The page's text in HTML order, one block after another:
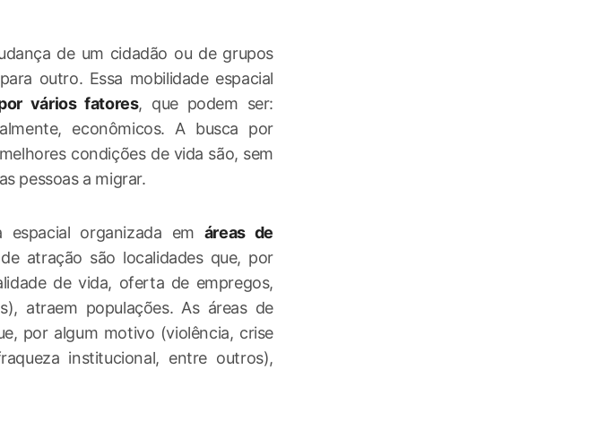
de um cidadão ou de grupos
outro. Essa mobilidade espacial
vários fatores, que podem ser:
econômicos. A busca por
condições de vida são, sem
pessoas a migrar.
organizada em áreas de
atração são localidades que, por
de vida, oferta de empregos,
atraem populações. As áreas de
por algum motivo (violência, crise
institucional, entre outros),